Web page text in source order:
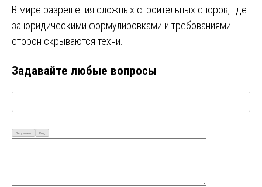
В мире разрешения сложных строительных споров, где
за юридическими формулировками и требованиями
сторон скрываются техни…
Задавайте любые вопросы
Визуально Код